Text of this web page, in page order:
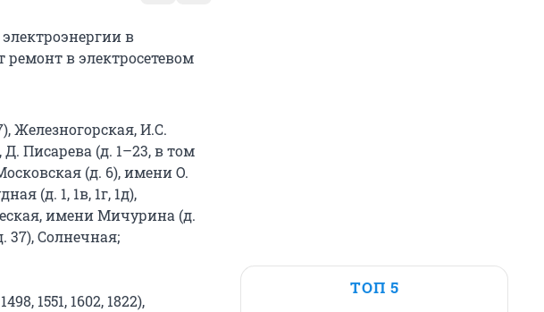
в
в электросетевом
Железногорская, И.С.
Писарева (д. 1–23, в том
(д. 6), имени О.
(д. 1, 1в, 1г, 1д),
имени Мичурина (д.
37), Солнечная;
1551, 1602, 1822),
ТОП 5